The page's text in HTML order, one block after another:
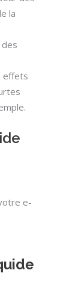
la
effets
e-